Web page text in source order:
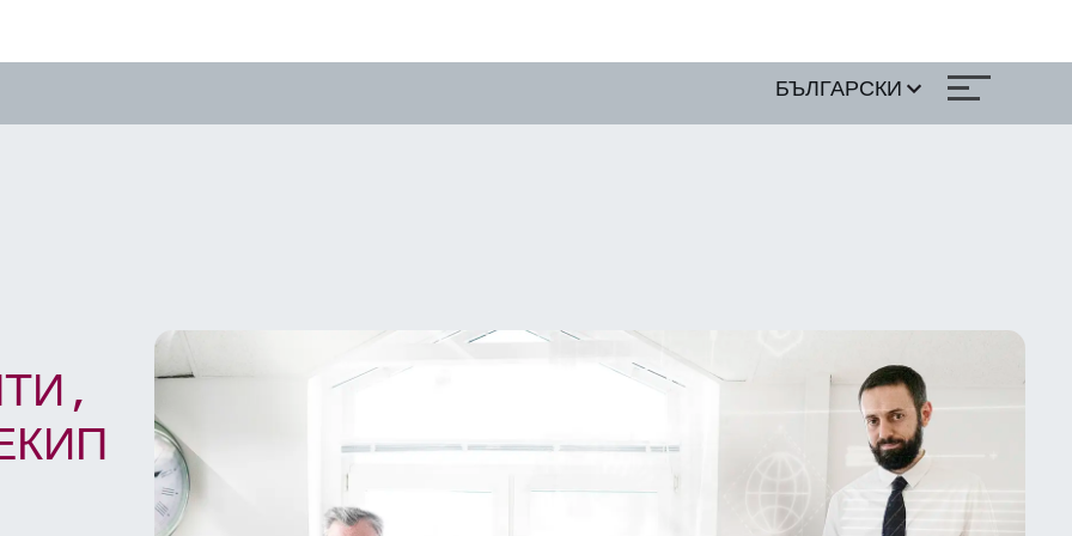
БЪЛГАРСКИ